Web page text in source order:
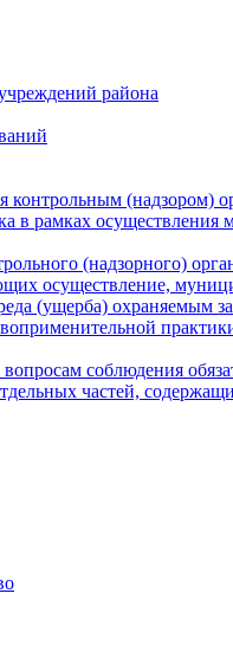
района
контрольным (надзором)
в рамках осуществления
(надзорного)
осуществление,
(ущерба) охраняемым
соблюдения
частей,